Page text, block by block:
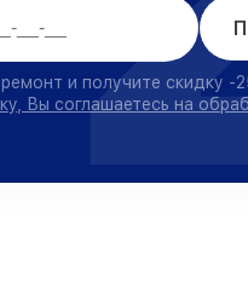
и получите скидку -
Вы соглашаетесь на